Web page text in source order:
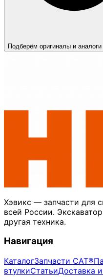
Подберём оригиналы и
Хэвикс — запчасти для
всей России.
другая техника.
Навигация
КаталогЗапчасти CAT®
втулкиСтатьиДоставка